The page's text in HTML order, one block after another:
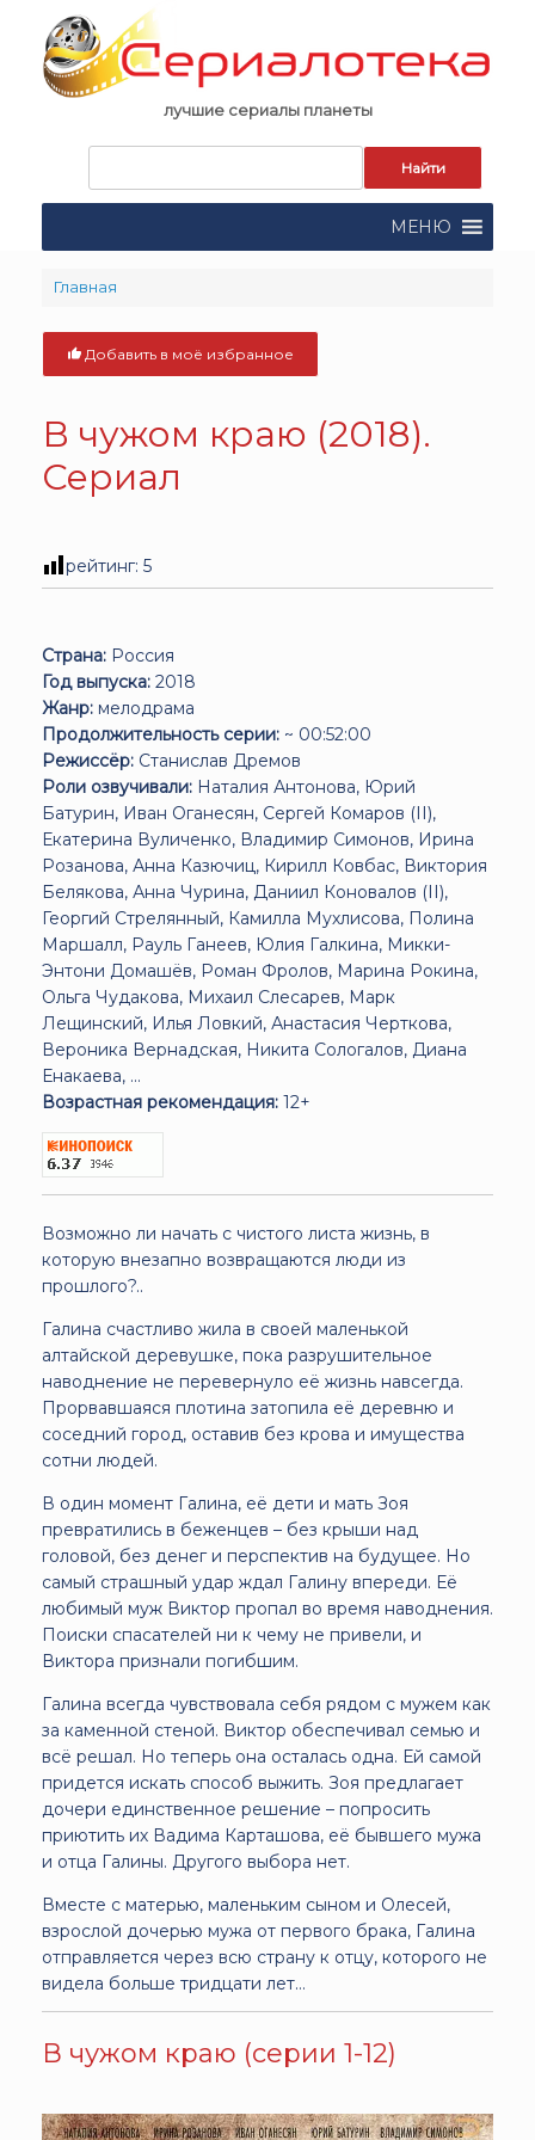
content
лучшие сериалы планеты
поиска:
МЕНЮ
Главная
Добавить в моё избранное
В чужом краю (2018).
Сериал
рейтинг: 5
Страна: Россия
Год выпуска: 2018
Жанр: мелодрама
Продолжительность серии: ~ 00:52:00
Режиссёр: Станислав Дремов
Роли озвучивали: Наталия Антонова, Юрий
Батурин, Иван Оганесян, Сергей Комаров (II),
Екатерина Вуличенко, Владимир Симонов, Ирина
Розанова, Анна Казючиц, Кирилл Ковбас, Виктория
Белякова, Анна Чурина, Даниил Коновалов (II),
Георгий Стрелянный, Камилла Мухлисова, Полина
Маршалл, Рауль Ганеев, Юлия Галкина, Микки-
Энтони Домашёв, Роман Фролов, Марина Рокина,
Ольга Чудакова, Михаил Слесарев, Марк
Лещинский, Илья Ловкий, Анастасия Черткова,
Вероника Вернадская, Никита Сологалов, Диана
Енакаева, ...
Возрастная рекомендация: 12+
Возможно ли начать с чистого листа жизнь, в
которую внезапно возвращаются люди из
прошлого?..
Галина счастливо жила в своей маленькой
алтайской деревушке, пока разрушительное
наводнение не перевернуло её жизнь навсегда.
Прорвавшаяся плотина затопила её деревню и
соседний город, оставив без крова и имущества
сотни людей.
В один момент Галина, её дети и мать Зоя
превратились в беженцев – без крыши над
головой, без денег и перспектив на будущее. Но
самый страшный удар ждал Галину впереди. Её
любимый муж Виктор пропал во время наводнения.
Поиски спасателей ни к чему не привели, и
Виктора признали погибшим.
Галина всегда чувствовала себя рядом с мужем как
за каменной стеной. Виктор обеспечивал семью и
всё решал. Но теперь она осталась одна. Ей самой
придется искать способ выжить. Зоя предлагает
дочери единственное решение – попросить
приютить их Вадима Карташова, её бывшего мужа
и отца Галины. Другого выбора нет.
Вместе с матерью, маленьким сыном и Олесей,
взрослой дочерью мужа от первого брака, Галина
отправляется через всю страну к отцу, которого не
видела больше тридцати лет…
В чужом краю (серии 1-12)